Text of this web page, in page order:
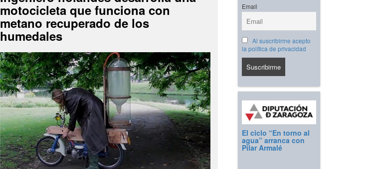
motocicleta que funciona con
metano recuperado de los
humedales
Email
Al suscribirme acepto
la política de privacidad
El ciclo “En torno al
agua” arranca con
Pilar Armalé